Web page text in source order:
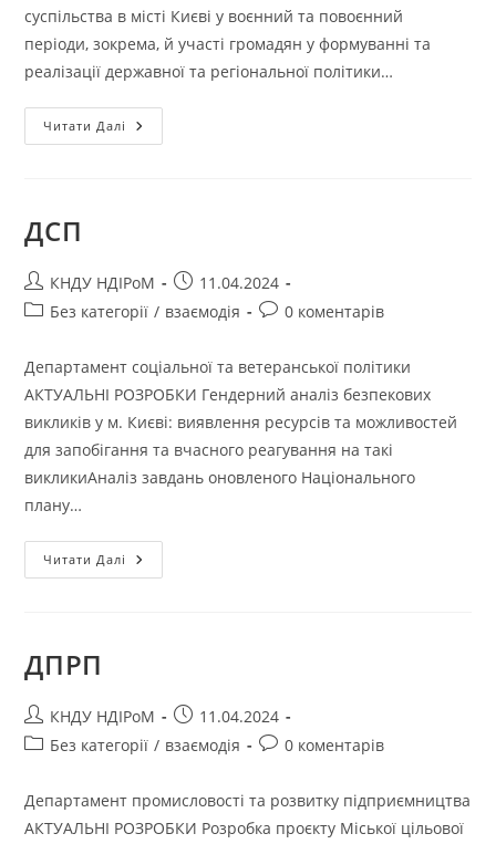
суспільства в місті Києві у воєнний та повоєнний
періоди, зокрема, й участі громадян у формуванні та
реалізації державної та регіональної політики…
Читати Далі
ДСП
КНДУ НДІРоМ
11.04.2024
Без категорії / взаємодія 0 коментарів
Департамент соціальної та ветеранської політики
АКТУАЛЬНІ РОЗРОБКИ Гендерний аналіз безпекових
викликів у м. Києві: виявлення ресурсів та можливостей
для запобігання та вчасного реагування на такі
викликиАналіз завдань оновленого Національного
плану…
Читати Далі
ДПРП
КНДУ НДІРоМ
11.04.2024
Без категорії / взаємодія 0 коментарів
Департамент промисловості та розвитку підприємництва
АКТУАЛЬНІ РОЗРОБКИ Розробка проєкту Міської цільової